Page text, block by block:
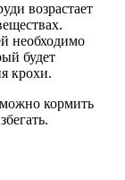
возрастает
необходимо
будет
крохи.
кормить